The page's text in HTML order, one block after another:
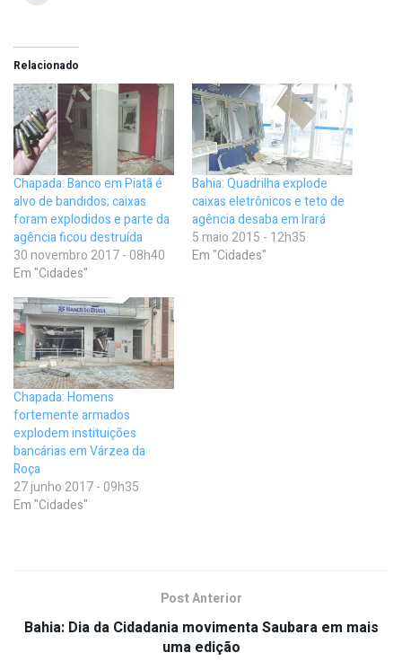
Relacionado
Chapada: Banco em Piatã é
alvo de bandidos; caixas
foram explodidos e parte da
agência ficou destruída
30 novembro 2017 - 08h40
Em "Cidades"
Bahia: Quadrilha explode
caixas eletrônicos e teto de
agência desaba em Irará
5 maio 2015 - 12h35
Em "Cidades"
Chapada: Homens
fortemente armados
explodem instituições
bancárias em Várzea da
Roça
27 junho 2017 - 09h35
Em "Cidades"
Post Anterior
Bahia: Dia da Cidadania movimenta Saubara em mais
uma edição